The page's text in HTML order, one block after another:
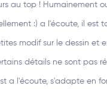
au top ! Humainement
:) a l'écoute, il est
modif sur le dessin et
détails ne sont pas
a l'écoute, s'adapte en